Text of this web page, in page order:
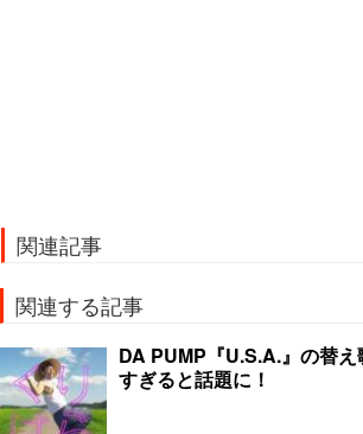
関連記事
関連する記事
DA PUMP『U.S.A.』の替
すぎると話題に！